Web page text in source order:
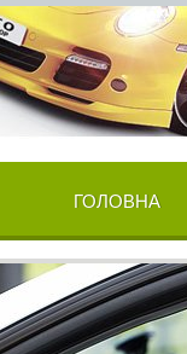
ГОЛОВНА